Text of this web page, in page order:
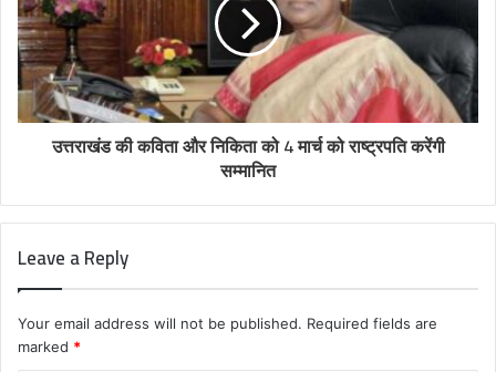
उत्तराखंड की कविता और निकिता को 4 मार्च को राष्ट्रपति करेंगी
सम्मानित
Leave a Reply
Your email address will not be published. Required fields are
marked *